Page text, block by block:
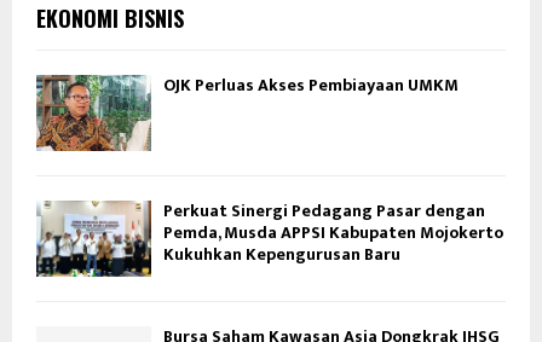
EKONOMI BISNIS
OJK Perluas Akses Pembiayaan UMKM
Perkuat Sinergi Pedagang Pasar dengan
Pemda, Musda APPSI Kabupaten Mojokerto
Kukuhkan Kepengurusan Baru